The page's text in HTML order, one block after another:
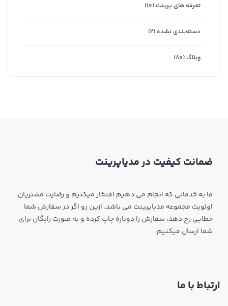
تعرفه های پرینت (۱۰)
دسته‌بندی نشده (۲)
وبلاگ (۸۰)
ضمانت کیفیت در مدیاپرینت
ما به خدماتی که انجام می دهیم افتخار میکنیم و رضایت مشتریان
اولویت مجموعه مدیاپرینت می باشد. ازین رو اگر در سفارش شما
خطایی رخ دهد، سفارش را دوباره چاپ کرده و به صورت رایگان برای
شما ارسال میکنیم
ارتباط با ما